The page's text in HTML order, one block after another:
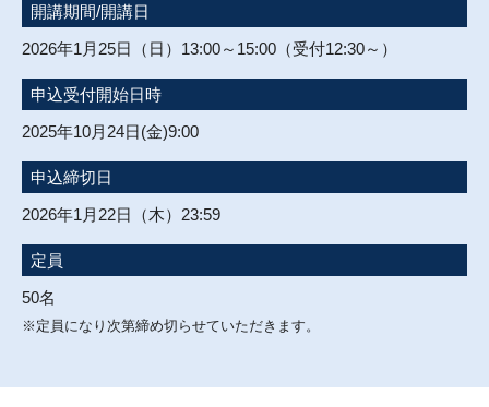
開講期間/開講日
2026年1月25日（日）13:00～15:00（受付12:30～）
申込受付開始日時
2025年10月24日(金)9:00
申込締切日
2026年1月22日（木）23:59
定員
50名
※定員になり次第締め切らせていただきます。